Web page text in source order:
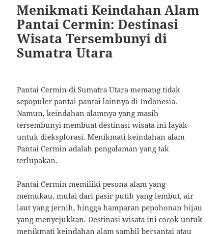
Menikmati Keindahan Alam
Pantai Cermin: Destinasi
Wisata Tersembunyi di
Sumatra Utara
Pantai Cermin di Sumatra Utara memang tidak
sepopuler pantai-pantai lainnya di Indonesia.
Namun, keindahan alamnya yang masih
tersembunyi membuat destinasi wisata ini layak
untuk dieksplorasi. Menikmati keindahan alam
Pantai Cermin adalah pengalaman yang tak
terlupakan.
Pantai Cermin memiliki pesona alam yang
memukau, mulai dari pasir putih yang lembut, air
laut yang jernih, hingga hamparan pepohonan hijau
yang menyejukkan. Destinasi wisata ini cocok untuk
menikmati keindahan alam sambil bersantai atau